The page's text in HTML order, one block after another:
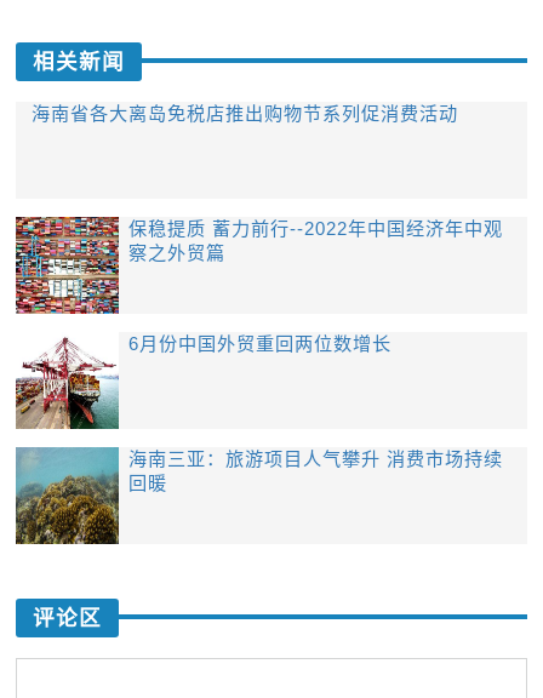
相关新闻
海南省各大离岛免税店推出购物节系列促消费活动
保稳提质 蓄力前行--2022年中国经济年中观
察之外贸篇
6月份中国外贸重回两位数增长
海南三亚：旅游项目人气攀升 消费市场持续
回暖
评论区